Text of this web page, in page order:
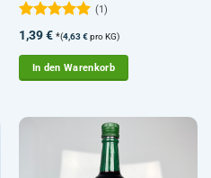
Bewertet
mit 5von
5
(1)
1,39€ *(4,63€pro KG)
In den Warenkorb